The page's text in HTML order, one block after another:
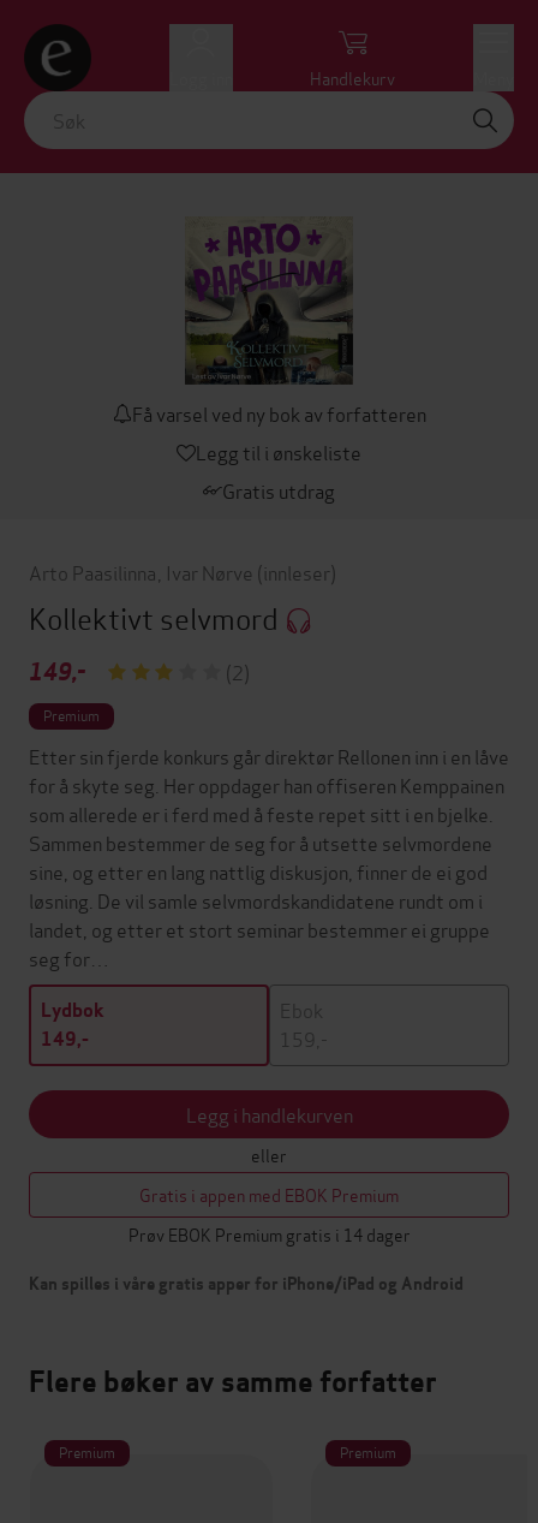
Handlekurv
Få varsel ved ny bok av forfatteren
Legg til i ønskeliste
Gratis utdrag
Arto Paasilinna Ivar Nørve (innleser)
Kollektivt selvmord
149,- (2)
Premium
Etter sin fjerde konkurs går direktør Rellonen inn i en låve
for å skyte seg. Her oppdager han offiseren Kemppainen
som allerede er i ferd med å feste repet sitt i en bjelke.
Sammen bestemmer de seg for å utsette selvmordene
sine, og etter en lang nattlig diskusjon, finner de ei god
løsning. De vil samle selvmordskandidatene rundt om i
landet, og etter et stort seminar bestemmer ei gruppe
seg for…
Lydbok
149,-
Ebok
159,-
Legg i handlekurven
eller
Gratis i appen med EBOK Premium
Prøv EBOK Premium gratis i 14 dager
Kan spilles i våre gratis apper for iPhone/iPad og Android
Flere bøker av samme forfatter
Premium Premium